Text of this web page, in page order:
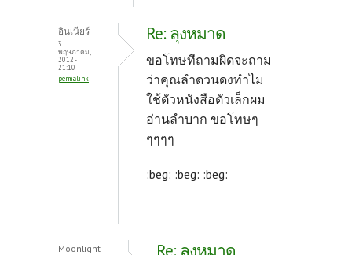
อินเนียร์
3
พฤษภาคม,
2012 -
21:10
permalink
Re: ลุงหมาด
ขอโทษทีถามผิดจะถาม
ว่าคุณลำดวนดงทำไม
ใช้ตัวหนังสือตัวเล็กผม
อ่านลำบาก ขอโทษๆ
ๆๆๆๆ
:beg: :beg: :beg:
Moonlight Re: ลุงหมาด